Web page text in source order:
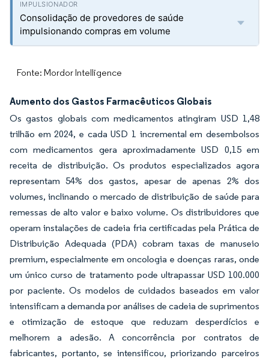
Consolidação de provedores de saúde
impulsionando compras em volume
Fonte: Mordor Intelligence
Aumento dos Gastos Farmacêuticos Globais
Os gastos globais com medicamentos atingiram USD 1,48
trilhão em 2024, e cada USD 1 incremental em desembolsos
com medicamentos gera aproximadamente USD 0,15 em
receita de distribuição. Os produtos especializados agora
representam 54% dos gastos, apesar de apenas 2% dos
volumes, inclinando o mercado de distribuição de saúde para
remessas de alto valor e baixo volume. Os distribuidores que
operam instalações de cadeia fria certificadas pela Prática de
Distribuição Adequada (PDA) cobram taxas de manuseio
premium, especialmente em oncologia e doenças raras, onde
um único curso de tratamento pode ultrapassar USD 100.000
por paciente. Os modelos de cuidados baseados em valor
intensificam a demanda por análises de cadeia de suprimentos
e otimização de estoque que reduzam desperdícios e
melhorem a adesão. A concorrência por contratos de
fabricantes, portanto, se intensificou, priorizando parceiros